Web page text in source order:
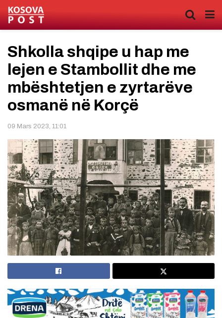
Shkolla shqipe u hap me
lejen e Stambollit dhe me
mbështetjen e zyrtarëve
osmanë në Korçë
09 Mars 2023, 11:01